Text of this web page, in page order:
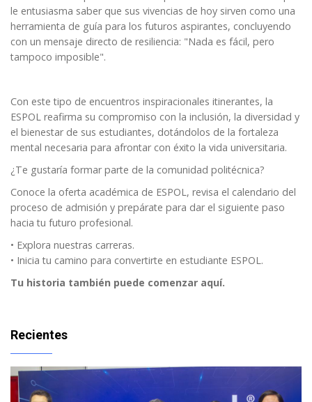
le entusiasma saber que sus vivencias de hoy sirven como una
herramienta de guía para los futuros aspirantes, concluyendo
con un mensaje directo de resiliencia: "Nada es fácil, pero
tampoco imposible".
Con este tipo de encuentros inspiracionales itinerantes, la
ESPOL reafirma su compromiso con la inclusión, la diversidad y
el bienestar de sus estudiantes, dotándolos de la fortaleza
mental necesaria para afrontar con éxito la vida universitaria.
¿Te gustaría formar parte de la comunidad politécnica?
Conoce la oferta académica de ESPOL, revisa el calendario del
proceso de admisión y prepárate para dar el siguiente paso
hacia tu futuro profesional.
• Explora nuestras carreras.
• Inicia tu camino para convertirte en estudiante ESPOL.
Tu historia también puede comenzar aquí.
Recientes
Imagen